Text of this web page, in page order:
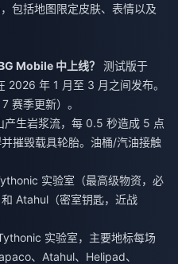
包括地图限定皮肤、表情以及
Mobile 中上线？
测试版于
2026 年 1 月至 3 月之间发布。
赛季更新）。
产生岩浆流，每 0.5 秒造成 5 点
摧毁载具轮胎。油桶/汽油接触
实验室（最高级物资，必
Atahul（密室钥匙，近战
实验室，主要地标每场
、Atahul、Helipad、